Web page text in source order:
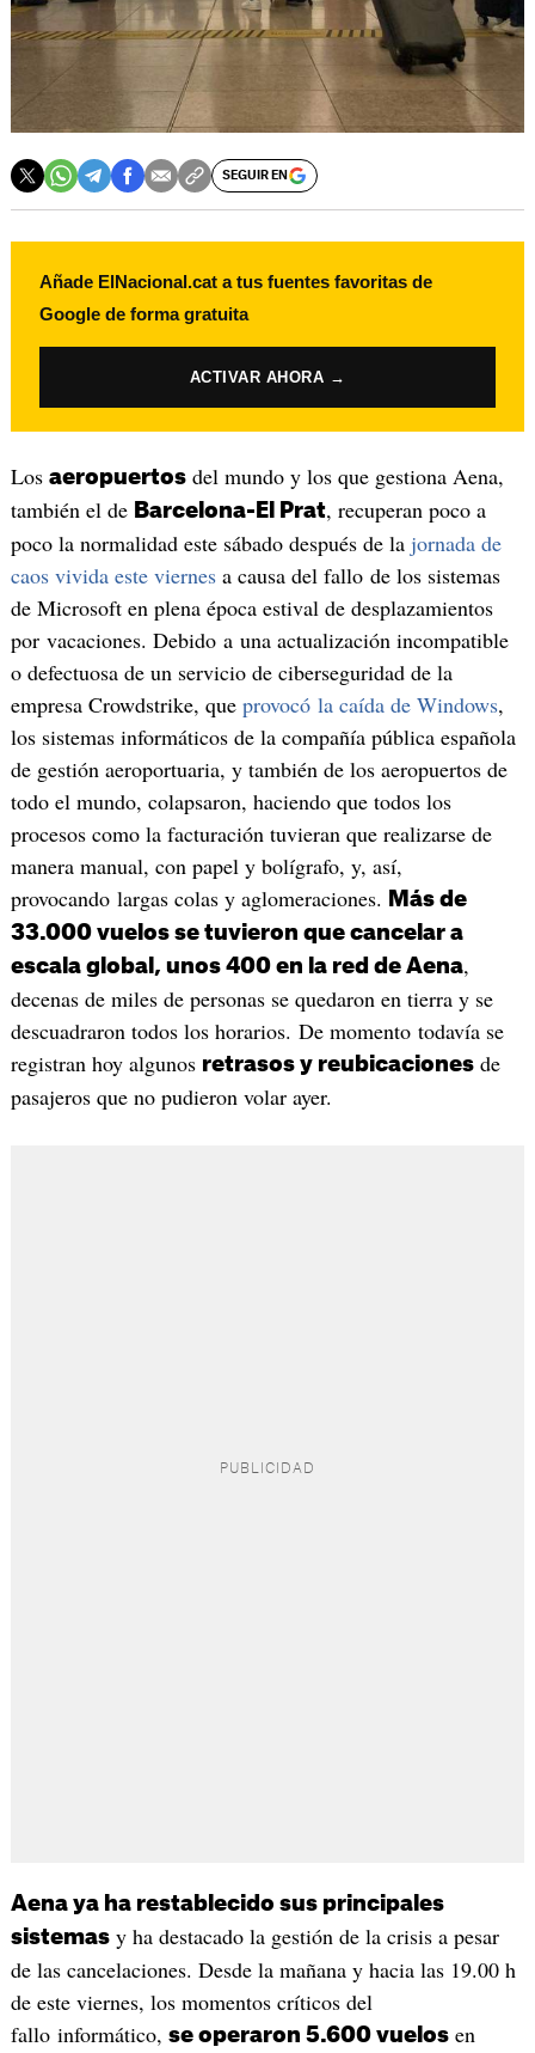
SEGUIR EN
Añade ElNacional.cat a tus fuentes favoritas de
Google de forma gratuita
ACTIVAR AHORA →
Los aeropuertosdel mundo y los que gestiona Aena,
también el de Barcelona-El Prat, recuperan poco a
poco la normalidad este sábado después de la jornada de
caos vivida este viernesa causa del fallo de los sistemas
de Microsoft en plena época estival de desplazamientos
por vacaciones. Debido a una actualización incompatible
o defectuosa de un servicio de ciberseguridad de la
empresa Crowdstrike, que provocó la caída de Windows,
los sistemas informáticos de la compañía pública española
de gestión aeroportuaria, y también de los aeropuertos de
todo el mundo, colapsaron, haciendo que todos los
procesos como la facturación tuvieran que realizarse de
manera manual, con papel y bolígrafo, y, así,
provocando largas colas y aglomeraciones.
Más de
33.000 vuelos se tuvieron que cancelar a
escala global, unos 400 en la red de Aena,
decenas de miles de personas se quedaron en tierra y se
descuadraron todos los horarios. De momento todavía se
registran hoy algunos retrasos y reubicacionesde
pasajeros que no pudieron volar ayer.
Aena ya ha restablecido sus principales
sistemasy ha destacado la gestión de la crisis a pesar
de las cancelaciones. Desde la mañana y hacia las 19.00 h
de este viernes, los momentos críticos del
fallo informático, se operaron 5.600 vuelosen